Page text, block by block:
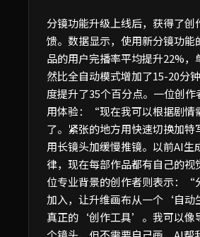
分镜功能升级上线后，获得了创
馈。数据显示，使用新分镜功能
品的用户完播率平均提升22%，
然比全自动模式增加了15-20分
度提升了35个百分点。一位创
用体验：“现在我可以根据剧情
了。紧张的地方用快速切换加特
用长镜头加缓慢推镜。以前AI生
律，现在每部作品都有自己的
位专业背景的创作者则表示：“
加入，让升维画布从一个‘自
真正的‘创作工具’。我可以像